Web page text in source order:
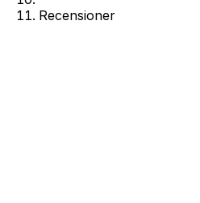
Recensioner